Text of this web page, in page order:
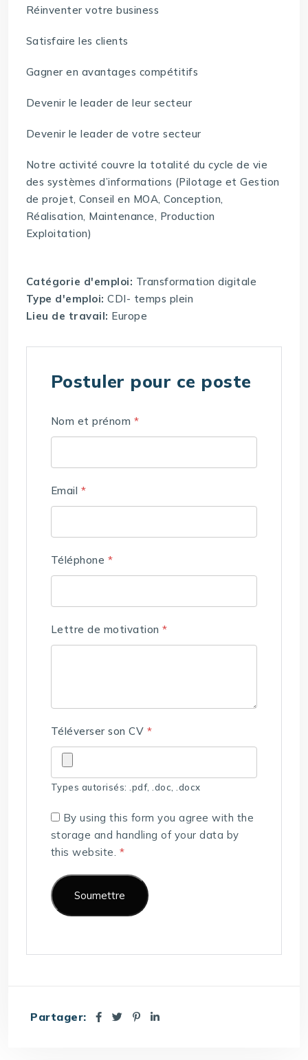
Réinventer votre business
Satisfaire les clients
Gagner en avantages compétitifs
Devenir le leader de leur secteur
Devenir le leader de votre secteur
Notre activité couvre la totalité du cycle de vie
des systèmes d’informations (Pilotage et Gestion
de projet, Conseil en MOA, Conception,
Réalisation, Maintenance, Production
Exploitation)
Catégorie d'emploi: Transformation digitale
Type d'emploi:CDI- temps plein
Lieu de travail: Europe
Postuler pour ce poste
Nom et prénom *
Email *
Téléphone *
Lettre de motivation*
Téléverser son CV *
Types autorisés: .pdf, .doc, .docx
By using this form you agree with the
storage and handling of your data by
this website. *
Partager: